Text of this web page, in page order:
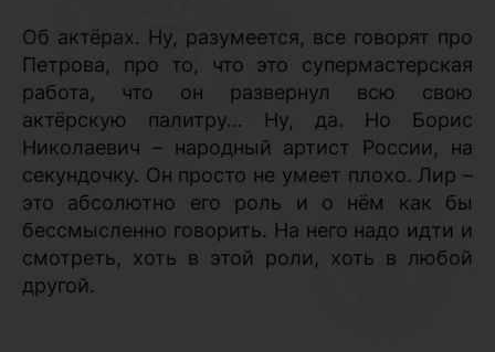
Об актёрах. Ну, разумеется, все говорят про
Петрова, про то, что это супермастерская
работа, что он развернул всю свою
актёрскую палитру… Ну, да. Но Борис
Николаевич – народный артист России, на
секундочку. Он просто не умеет плохо. Лир –
это абсолютно его роль и о нём как бы
бессмысленно говорить. На него надо идти и
смотреть, хоть в этой роли, хоть в любой
другой.